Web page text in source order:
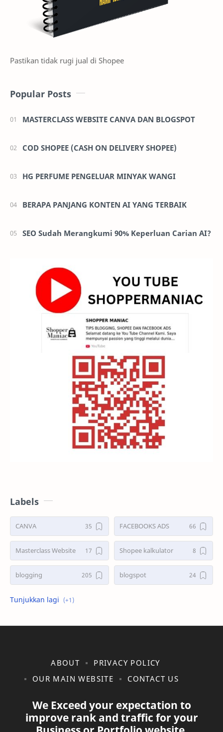
Pastikan tidak rugi jual di Shopee
Popular Posts
MASTERCLASS WEBSITE CANVA DAN BLOGSPOT
COD SHOPEE (CASH ON DELIVERY SHOPEE)
HG PERFUME PENGELUAR MINYAK WANGI
BERAPA PANJANG KONTEN AI YANG TERBAIK
SEO Sudah Merangkumi 90% Keperluan Carian AI?
Labels
CANVA FACEBOOKS ADS
Masterclass Website Shopee kalkulator
blogging blogspot
shopee
ABOUT
PRIVACY POLICY
OUR MAIN WEBSITE
CONTACT US
We Exceed your expectation to
improve rank and traffic for your